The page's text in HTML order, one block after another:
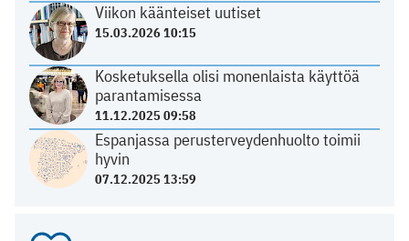
Viikon käänteiset uutiset
15.03.2026 10:15
Kosketuksella olisi monenlaista käyttöä
parantamisessa
11.12.2025 09:58
Espanjassa perusterveydenhuolto toimii
hyvin
07.12.2025 13:59